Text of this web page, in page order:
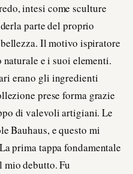
intesi come sculture
parte del proprio
Il motivo ispiratore
naturale e i suoi elementi.
erano gli ingredienti
prese forma grazie
di valevoli artigiani. Le
Bauhaus, e questo mi
prima tappa fondamentale
mio debutto. Fu